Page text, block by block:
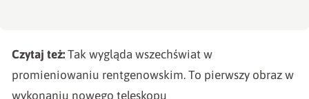
Czytaj też:Tak wygląda wszechświat w
promieniowaniu rentgenowskim. To pierwszy obraz w
wykonaniu nowego teleskopu